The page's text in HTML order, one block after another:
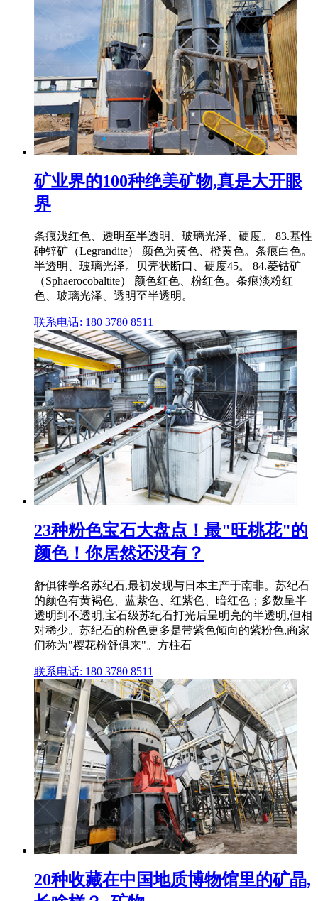
矿业界的100种绝美矿物,真是大开眼
界
条痕浅红色、透明至半透明、玻璃光泽、硬度。 83.基性
砷锌矿（Legrandite） 颜色为黄色、橙黄色。条痕白色。
半透明、玻璃光泽。贝壳状断口、硬度45。 84.菱钴矿
（Sphaerocobaltite） 颜色红色、粉红色。条痕淡粉红
色、玻璃光泽、透明至半透明。
联系电话: 180 3780 8511
23种粉色宝石大盘点！最"旺桃花"的
颜色！你居然还没有？
舒俱徕学名苏纪石,最初发现与日本主产于南非。苏纪石
的颜色有黄褐色、蓝紫色、红紫色、暗红色；多数呈半
透明到不透明,宝石级苏纪石打光后呈明亮的半透明,但相
对稀少。苏纪石的粉色更多是带紫色倾向的紫粉色,商家
们称为"樱花粉舒俱来"。方柱石
联系电话: 180 3780 8511
20种收藏在中国地质博物馆里的矿晶,